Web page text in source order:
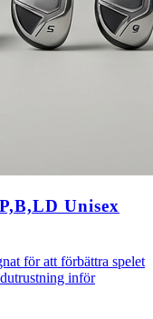
Unisex
för att förbättra spelet
inför